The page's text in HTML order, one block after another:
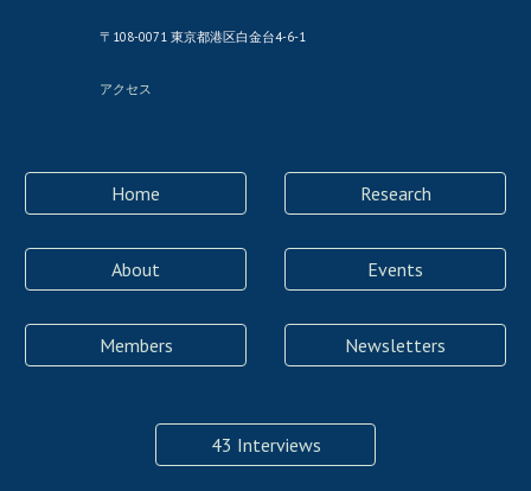
〒 108-0071 東京都港区白金台4-6-1
アクセス
Home
About
Members
Research
Events
Newsletters
43 Interviews